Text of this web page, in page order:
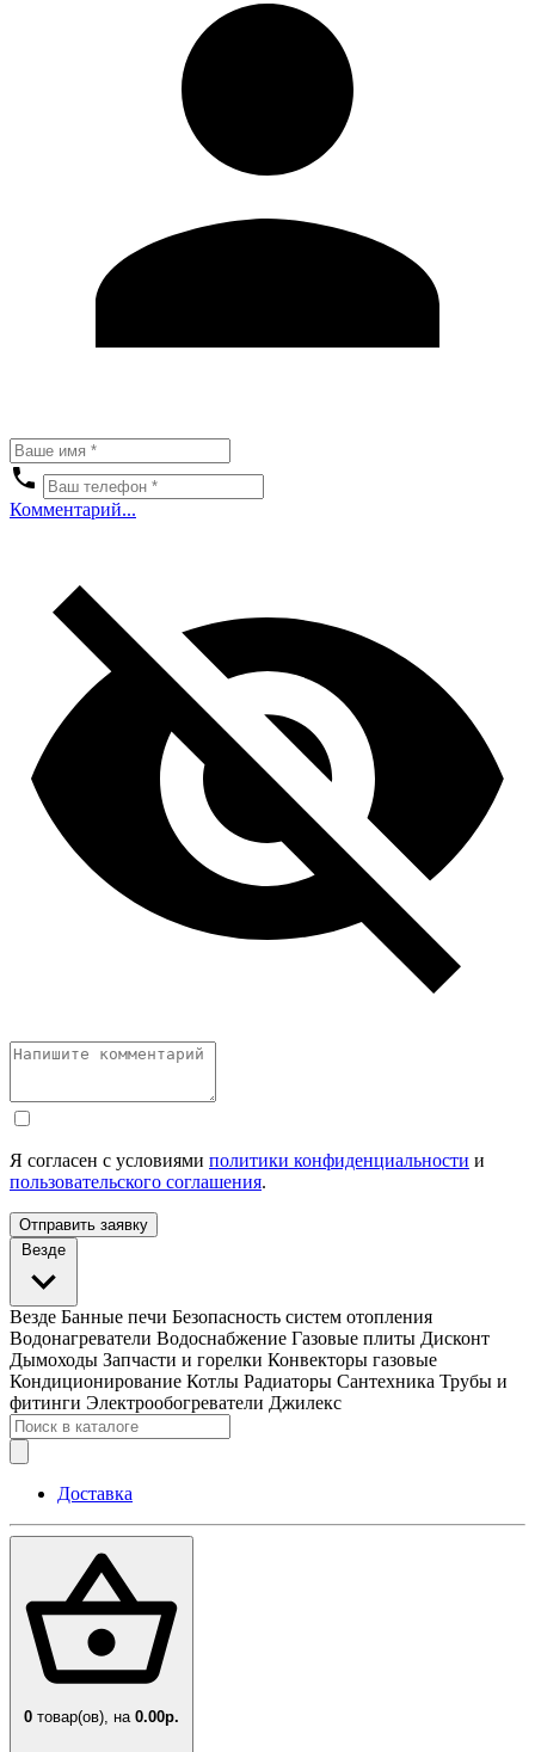
Комментарий...
Я согласен с условиями политики конфиденциальности и
пользовательского соглашения.
Отправить заявку
Везде
Везде Банные печи Безопасность систем отопления
Водонагреватели Водоснабжение Газовые плиты Дисконт
Дымоходы Запчасти и горелки Конвекторы газовые
Кондиционирование Котлы Радиаторы Сантехника Трубы и
фитинги Электрообогреватели Джилекс
Доставка
0 товар(ов), на 0.00р.